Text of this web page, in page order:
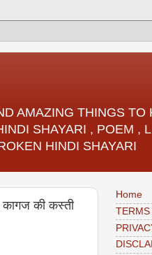
AMAZING THINGS TO
SHAYARI , POEM ,
HINDI SHAYARI
की कस्ती
Home
TERMS